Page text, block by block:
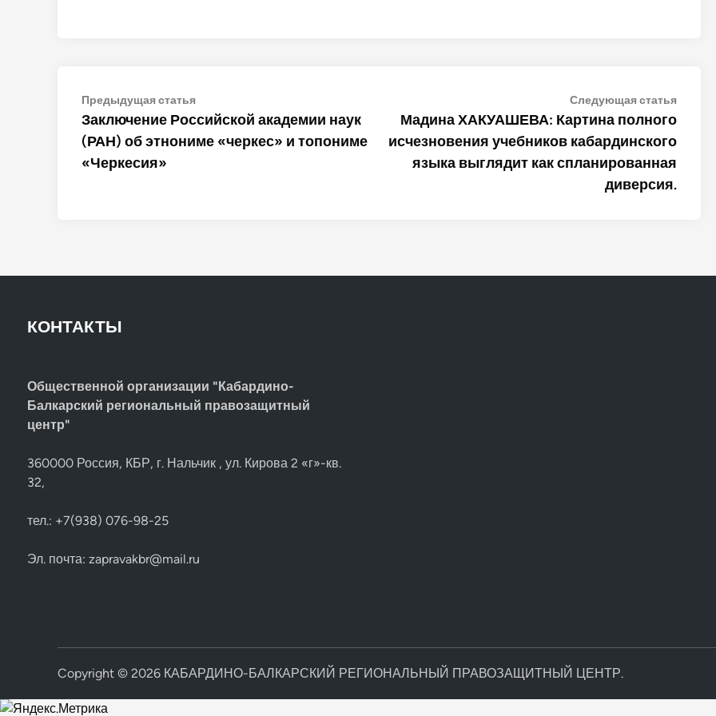
Навигация
по
записям
Предыдущая статьяПредыдущая
статья:
Заключение Российской академии наук
(РАН) об этнониме «черкес» и топониме
«Черкесия»
Следующая статья
статья:
Мадина ХАКУАШЕВА: Картина полного
исчезновения учебников кабардинского
языка выглядит как спланированная
диверсия.
КОНТАКТЫ
Общественной организации "Кабардино-
Балкарский региональный правозащитный
центр"
360000 Россия, КБР, г. Нальчик , ул. Кирова 2 «г»-кв.
32,
тел.: +7(938) 076-98-25
Эл. почта: zapravakbr@mail.ru
Copyright © 2026 КАБАРДИНО-БАЛКАРСКИЙ РЕГИОНАЛЬНЫЙ ПРАВОЗАЩИТНЫЙ ЦЕНТР.